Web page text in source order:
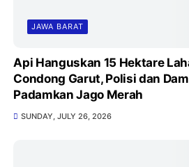
JAWA BARAT
Api Hanguskan 15 Hektare
Condong Garut, Polisi dan
Padamkan Jago Merah
SUNDAY, JULY 26, 2026